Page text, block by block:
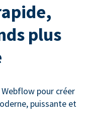
plus
pour créer
puissante et